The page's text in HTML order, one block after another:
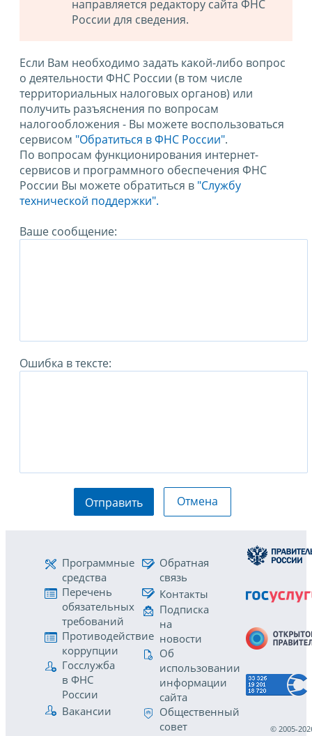
направляется редактору сайта ФНС
России для сведения.
Если Вам необходимо задать какой-либо вопрос
о деятельности ФНС России (в том числе
территориальных налоговых органов) или
получить разъяснения по вопросам
налогообложения - Вы можете воспользоваться
сервисом "Обратиться в ФНС России".
По вопросам функционирования интернет-
сервисов и программного обеспечения ФНС
России Вы можете обратиться в "Службу
технической поддержки".
Ваше сообщение:
Ошибка в тексте:
Отправить Отмена
Программные
средства
Перечень
обязательных
требований
Противодействие
коррупции
Госслужба
в ФНС
России
Вакансии
Обратная
связь
Контакты
Подписка
на
новости
Об
использовании
информации
сайта
Общественный
совет
© 2005-